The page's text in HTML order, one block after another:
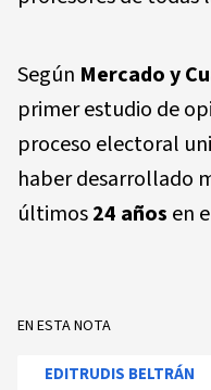
Según Mercado y
primer estudio de
proceso electoral
haber desarrollado
últimos24 años en
EN ESTA NOTA
EDITRUDIS BELTRÁN